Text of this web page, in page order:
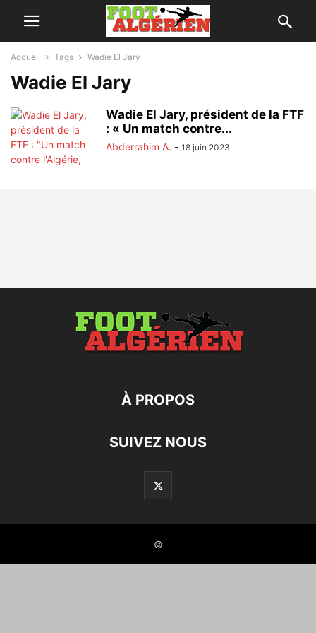
Accueil Tags Wadie El Jary
Wadie El Jary
Wadie El Jary, président de la FTF
: « Un match contre...
Abderrahim A. - 18 juin 2023
À PROPOS
SUIVEZ NOUS
©